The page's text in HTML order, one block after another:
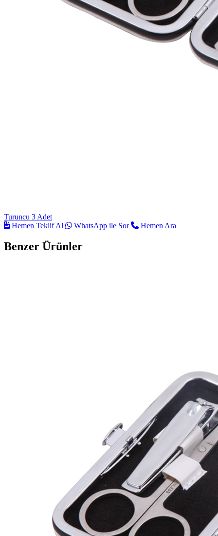
Turuncu 3 Adet
Hemen Teklif Al
WhatsApp ile Sor Hemen Ara
Benzer Ürünler